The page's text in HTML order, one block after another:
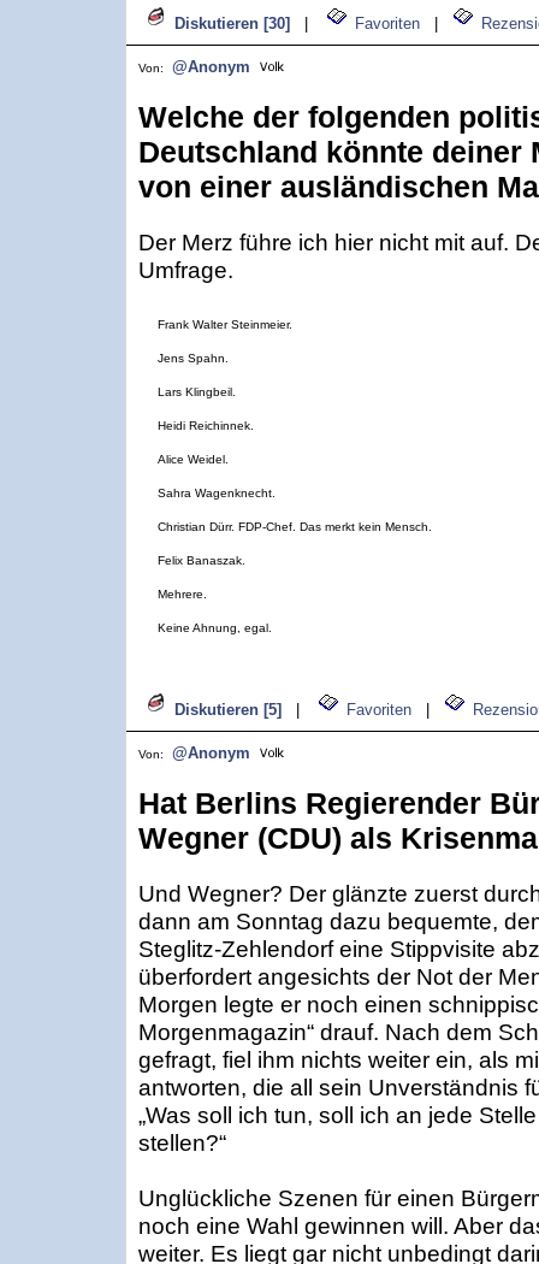
Diskutieren [30] Favoriten
Von: @Anonym
Welche der folgenden
Deutschland könnte deiner
von einer ausländischen
Der Merz führe ich hier nicht mit auf.
Umfrage.
Frank Walter Steinmeier.
Jens Spahn.
Lars Klingbeil.
Heidi Reichinnek.
Alice Weidel.
Sahra Wagenknecht.
Christian Dürr. FDP-Chef. Das merkt kein Mensch.
Felix Banaszak.
Mehrere.
Keine Ahnung, egal.
Diskutieren [5] Favoriten
Von: @Anonym
Hat Berlins Regierender
Wegner (CDU) als
Und Wegner? Der glänzte zuerst
dann am Sonntag dazu bequemte,
Steglitz-Zehlendorf eine Stippvisite
überfordert angesichts der Not der
Morgen legte er noch einen
Morgenmagazin“ drauf. Nach dem
gefragt, fiel ihm nichts weiter ein, als
antworten, die all sein Unverständnis
„Was soll ich tun, soll ich an jede
stellen?“
Unglückliche Szenen für einen
noch eine Wahl gewinnen will. Aber
weiter. Es liegt gar nicht unbedingt